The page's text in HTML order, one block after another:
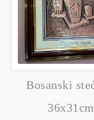
Bosanski
36x31cm